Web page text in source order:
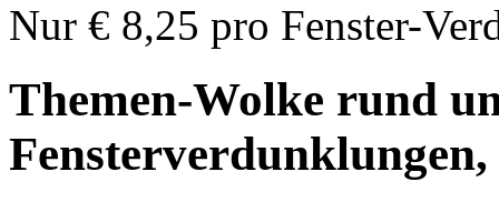
Nur € 8,25 pro Fenster-
Themen-Wolke rund